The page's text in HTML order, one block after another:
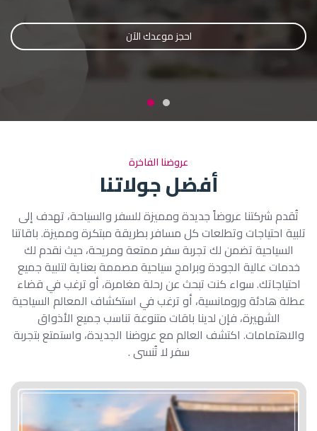
احجز رحلتك الآن
احجز موعدك الآن
عروضنا الفاخرة
أفضل جولاتنا
تُقدم شركتنا عروضاً جديدة ومميزة للسفر والسياحة، تهدف إلى
تلبية احتياجات وتطلعات كل مسافر بطريقة مبتكرة ومميزة. باقاتنا
السياحية تضمن لك تجربة سفر ممتعة ومريحة، حيث نقدم لك
خدمات عالية الجودة وبرامج سياحية مصممة بعناية لتلبية جميع
احتياجاتك. سواء كنت تبحث عن رحلة مغامرة، أو ترغب في قضاء
عطلة هادئة ورومانسية، أو ترغب في استكشاف المعالم السياحية
الشهيرة، فإن لدينا باقات متنوعة تناسب جميع الأذواق
والاهتمامات. اكتشف العالم مع عروضنا الجديدة، واستمتع بتجربة
سفر لا تُنسى .